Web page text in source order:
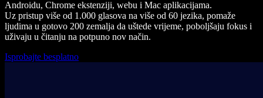
Androidu, Chrome ekstenziji, webu i Mac aplikacijama.
Uz pristup više od 1.000 glasova na više od 60 jezika, pomaže
ljudima u gotovo 200 zemalja da uštede vrijeme, poboljšaju fokus i
uživaju u čitanju na potpuno nov način.
Isprobajte besplatno